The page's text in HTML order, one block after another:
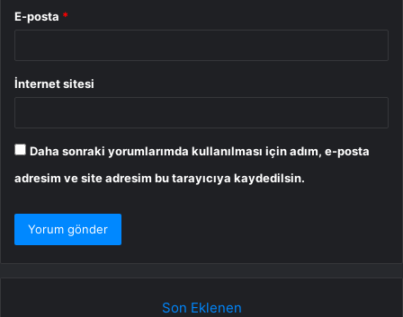
E-posta *
İnternet sitesi
Daha sonraki yorumlarımda kullanılması için adım, e-posta
adresim ve site adresim bu tarayıcıya kaydedilsin.
Son Eklenen